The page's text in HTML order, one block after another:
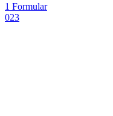
1 Formular
023